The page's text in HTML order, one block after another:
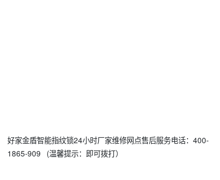
好家金盾智能指纹锁24小时厂家维修网点售后服务电话：400-
1865-909 (温馨提示：即可拨打）